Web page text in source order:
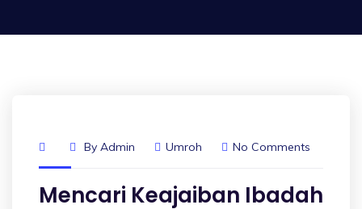
By Admin Umroh No Comments
Mencari Keajaiban Ibadah